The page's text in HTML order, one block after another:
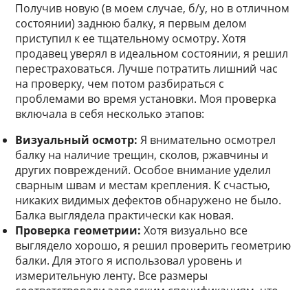
Получив новую (в моем случае, б/у, но в отличном
состоянии) заднюю балку, я первым делом
приступил к ее тщательному осмотру. Хотя
продавец уверял в идеальном состоянии, я решил
перестраховаться. Лучше потратить лишний час
на проверку, чем потом разбираться с
проблемами во время установки. Моя проверка
включала в себя несколько этапов:
Визуальный осмотр: Я внимательно осмотрел
балку на наличие трещин, сколов, ржавчины и
других повреждений. Особое внимание уделил
сварным швам и местам крепления. К счастью,
никаких видимых дефектов обнаружено не было.
Балка выглядела практически как новая.
Проверка геометрии: Хотя визуально все
выглядело хорошо, я решил проверить геометрию
балки. Для этого я использовал уровень и
измерительную ленту. Все размеры